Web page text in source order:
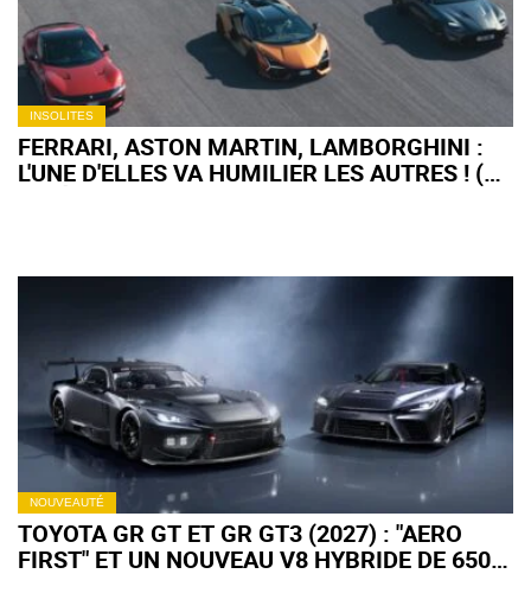
INSOLITES
FERRARI, ASTON MARTIN, LAMBORGHINI :
L'UNE D'ELLES VA HUMILIER LES AUTRES ! (+
NOUVEAUTÉ
TOYOTA GR GT ET GR GT3 (2027) : "AERO
FIRST" ET UN NOUVEAU V8 HYBRIDE DE 650